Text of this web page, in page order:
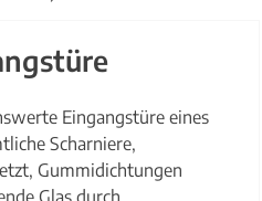
Eingangstüre eines
Scharniere,
Gummidichtungen
Glas durch